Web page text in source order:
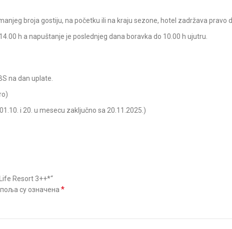
broja gostiju, na početku ili na kraju sezone, hotel zadržava pravo
h a napuštanje je poslednjeg dana boravka do 10.00 h ujutru.
na dan uplate.
i 20. u mesecu zaključno sa 20.11.2025.)
Resort 3++*“
су означена *